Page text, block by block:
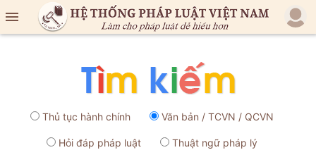

Thủ tục hành chính Văn bản / TCVN / QCVN
Hỏi đáp pháp luật Thuật ngữ pháp lý